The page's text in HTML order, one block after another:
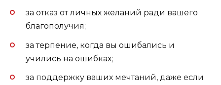
за отказ от личных желаний ради вашего
благополучия;
за терпение, когда вы ошибались и
учились на ошибках;
за поддержку ваших мечтаний, даже если